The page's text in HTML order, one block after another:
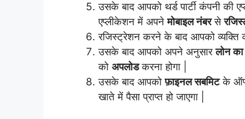
उसके बाद आपको थर्ड पार्टी कंपनी की
एप्लीकेशन में अपनेमोबाइल नंबरसे
रजिस्ट्रेशन करने के बाद आपको व्यक्ति
उसके बाद आपको अपने अनुसारलोन का
को अपलोडकरना होगा |
उसके बाद आपकोफ़ाइनल सबमिटके
खाते में पैसा प्राप्त हो जाएगा |